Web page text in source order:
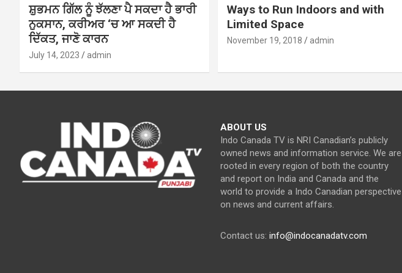
ਸ਼ੁਭਮਨ ਗਿੱਲ ਨੂੰ ਝੱਲਣਾ ਪੈ ਸਕਦਾ ਹੈ ਭਾਰੀ
ਨੁਕਸਾਨ, ਕਰੀਅਰ ‘ਚ ਆ ਸਕਦੀ ਹੈ
ਦਿੱਕਤ, ਜਾਣੋ ਕਾਰਨ
July 14, 2023 admin
Ways to Run Indoors and with
Limited Space
November 19, 2018 admin
ABOUT US
Indo Canada TV is NRI Canadian’s publicly
owned news and information service. We are
rooted in every region of both the country
and report on India and Canada and the
world to provide a Indo Canadian perspective
on news and current affairs.
Contact us: info@indocanadatv.com